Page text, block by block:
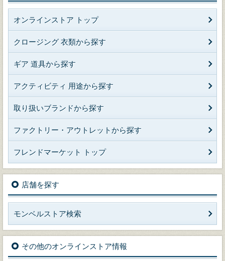
オンラインストア トップ
クロージング 衣類から探す
ギア 道具から探す
アクティビティ 用途から探す
取り扱いブランドから探す
ファクトリー・アウトレットから探す
フレンドマーケット トップ
店舗を探す
モンベルストア検索
その他のオンラインストア情報